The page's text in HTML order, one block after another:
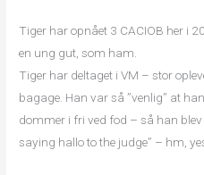
Tiger har opnået 3 CACIOB her i
en ung gut, som ham.
Tiger har deltaget i VM – stor
bagage. Han var så ”venlig” at
dommer i fri ved fod – så han
saying hallo to the judge” – hm,